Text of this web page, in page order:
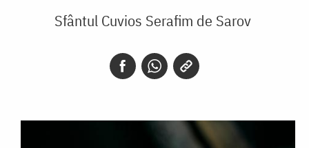
Sfântul Cuvios Serafim de Sarov